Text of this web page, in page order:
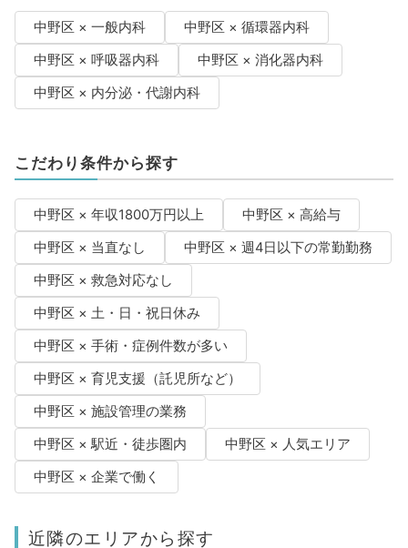
中野区 × 一般内科
中野区 × 循環器内科
中野区 × 呼吸器内科
中野区 × 消化器内科
中野区 × 内分泌・代謝内科
こだわり条件から探す
中野区 × 年収1800万円以上
中野区 × 高給与
中野区 × 当直なし
中野区 × 週4日以下の常勤勤務
中野区 × 救急対応なし
中野区 × 土・日・祝日休み
中野区 × 手術・症例件数が多い
中野区 × 育児支援（託児所など）
中野区 × 施設管理の業務
中野区 × 駅近・徒歩圏内
中野区 × 人気エリア
中野区 × 企業で働く
近隣のエリアから探す